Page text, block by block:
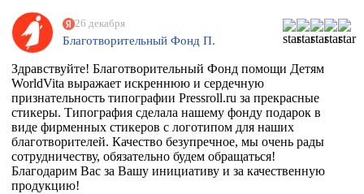
26 декабря
Благотворительный Фонд П.
Здравствуйте! Благотворительный Фонд помощи Детям
WorldVita выражает искреннюю и сердечную
признательность типографии Pressroll.ru за прекрасные
стикеры. Типография сделала нашему фонду подарок в
виде фирменных стикеров с логотипом для наших
благотворителей. Качество безупречное, мы очень рады
сотрудничеству, обязательно будем обращаться!
Благодарим Вас за Вашу инициативу и за качественную
продукцию!